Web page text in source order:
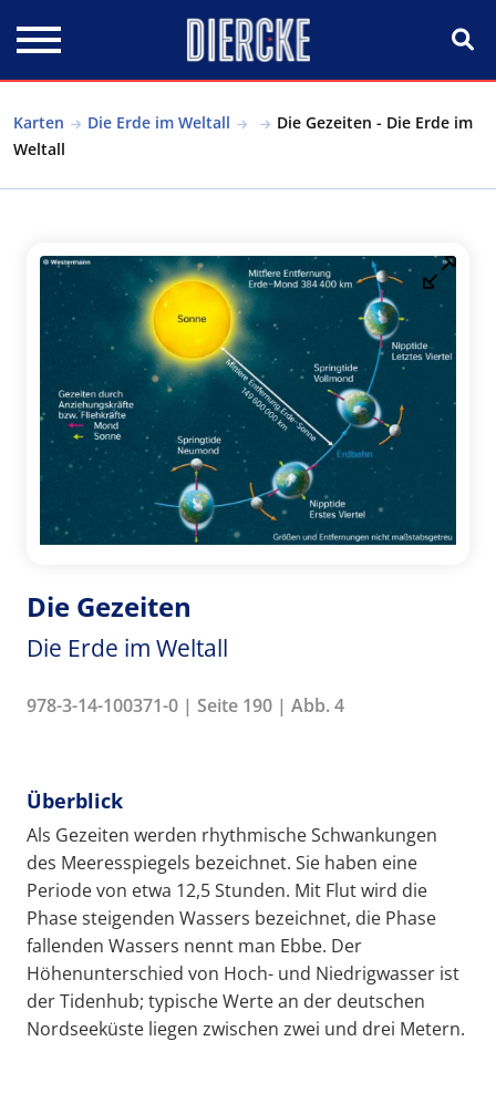
Karten Die Erde im Weltall
Die Gezeiten - Die Erde im
Weltall
Die Gezeiten
Die Erde im Weltall
978-3-14-100371-0 | Seite 190 | Abb. 4
Überblick
Als Gezeiten werden rhythmische Schwankungen
des Meeresspiegels bezeichnet. Sie haben eine
Periode von etwa 12,5 Stunden. Mit Flut wird die
Phase steigenden Wassers bezeichnet, die Phase
fallenden Wassers nennt man Ebbe. Der
Höhenunterschied von Hoch- und Niedrigwasser ist
der Tidenhub; typische Werte an der deutschen
Nordseeküste liegen zwischen zwei und drei Metern.